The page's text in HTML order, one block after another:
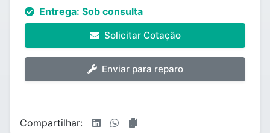
Entrega: Sob consulta
Solicitar Cotação
Enviar para reparo
Compartilhar: